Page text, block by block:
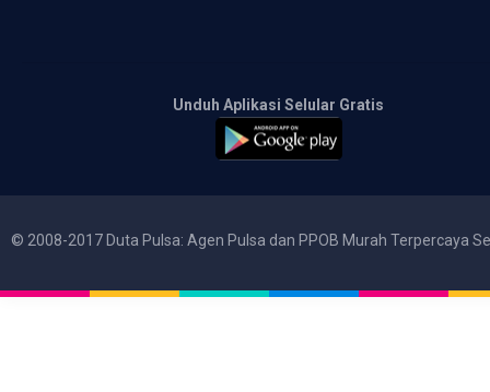
Unduh Aplikasi Selular Gratis
© 2008-2017 Duta Pulsa: Agen Pulsa dan PPOB Murah Terpercaya